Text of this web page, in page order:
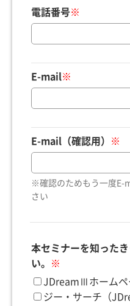
電話番号※
E-mail ※
E-mail（確認用） ※
※確認のためもう一度E-
さい
本セミナーを知った
い。
※
JDreamⅢホームペ
ジー・サーチ（